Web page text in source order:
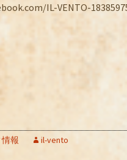
IL-VENTO-
報 il-vento